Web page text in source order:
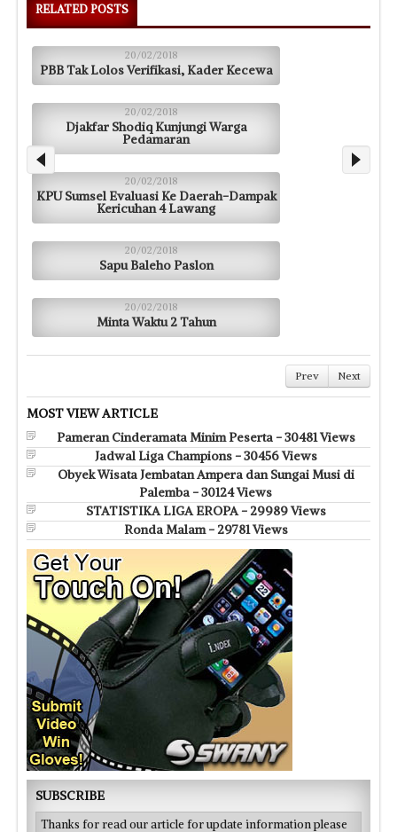
RELATED POSTS
20/02/2018
PBB Tak Lolos Verifikasi, Kader Kecewa
20/02/2018
Djakfar Shodiq Kunjungi Warga
Pedamaran
20/02/2018
KPU Sumsel Evaluasi Ke Daerah-Dampak
Kericuhan 4 Lawang
20/02/2018
Sapu Baleho Paslon
20/02/2018
Minta Waktu 2 Tahun
Prev Next
MOST VIEW ARTICLE
Pameran Cinderamata Minim Peserta - 30481 Views
Jadwal Liga Champions - 30456 Views
Obyek Wisata Jembatan Ampera dan Sungai Musi di
Palemba - 30124 Views
STATISTIKA LIGA EROPA - 29989 Views
Ronda Malam - 29781 Views
SUBSCRIBE
Thanks for read our article for update information please